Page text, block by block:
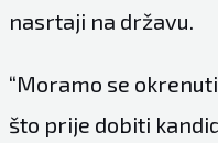
nasrtaji na državu.
“Moramo se
što prije dobiti